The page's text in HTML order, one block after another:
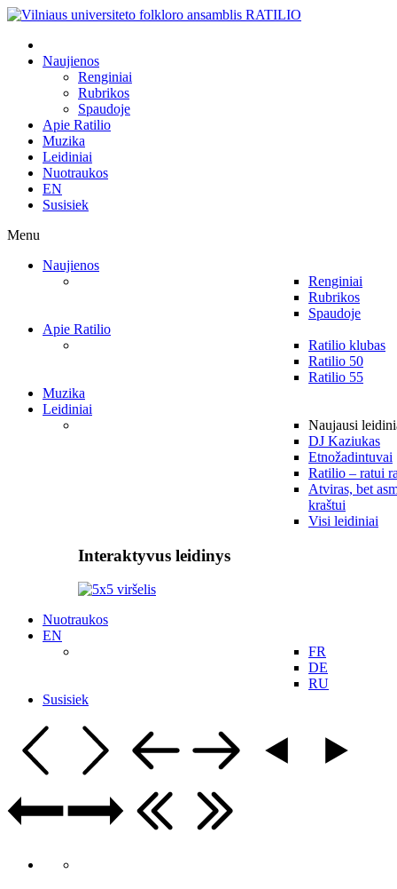
Naujienos
Renginiai
Rubrikos
Spaudoje
Apie Ratilio
Muzika
Leidiniai
Nuotraukos
EN
Susisiek
Menu
Naujienos
Renginiai
Rubrikos
Spaudoje
Apie Ratilio
Ratilio klubas
Ratilio 50
Ratilio 55
Muzika
Leidiniai
Naujausi
DJ Kaziukas
Etnožadintuvai
Ratilio – ratui
Atviras, bet
kraštui
Visi leidiniai
Interaktyvus leidinys
Nuotraukos
EN
FR
DE
RU
Susisiek